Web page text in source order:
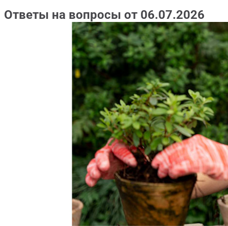
Ответы на вопросы от 06.07.2026